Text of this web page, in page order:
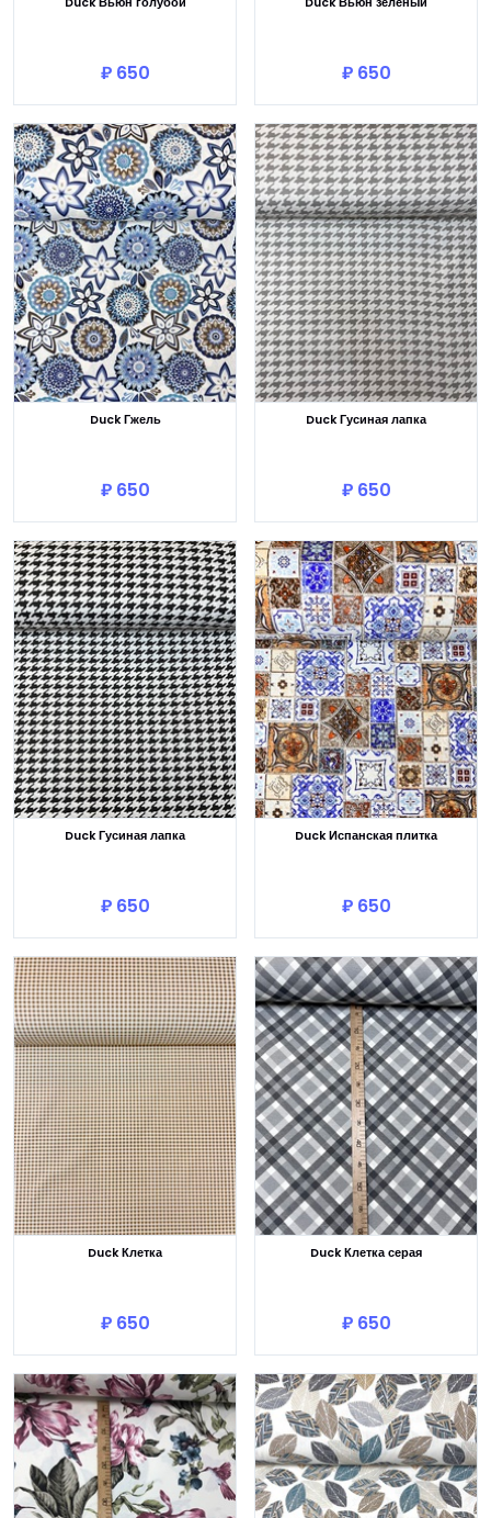
₽ 650 ₽ 650
Duck Гжель
₽ 650
Duck Гусиная лапка
₽ 650
Duck Гусиная лапка
₽ 650
Duck Испанская плитка
₽ 650
Duck Клетка
₽ 650
Duck Клетка серая
₽ 650